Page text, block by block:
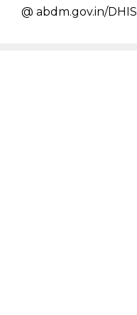
@ abdm.gov.in/DHIS